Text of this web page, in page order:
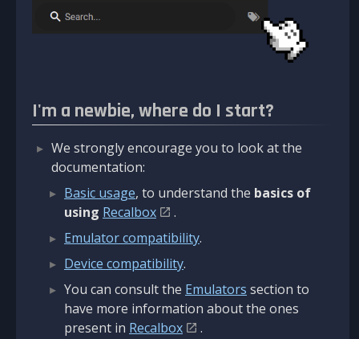
I'm a newbie, where do I start?
We strongly encourage you to look at the
documentation:
Basic usage, to understand the basics of
using Recalbox
.
Emulator compatibility.
Device compatibility.
You can consult the Emulators section to
have more information about the ones
present in Recalbox
.